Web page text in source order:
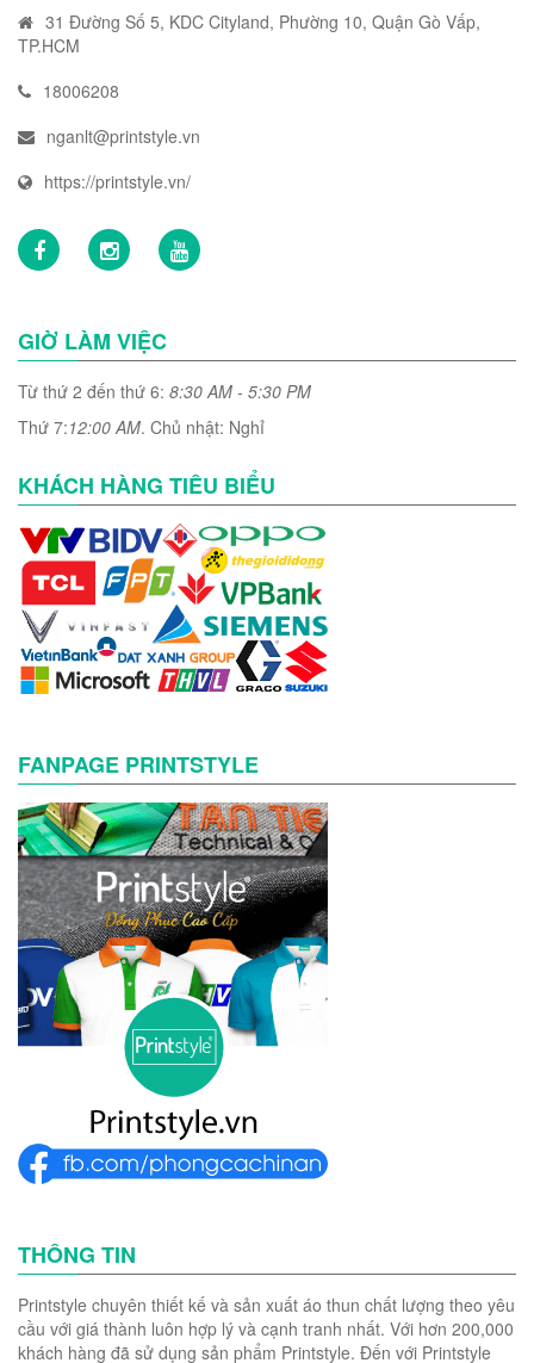
31 Đường Số 5, KDC Cityland, Phường 10, Quận Gò Vấp,
TP.HCM
18006208
nganlt@printstyle.vn
https://printstyle.vn/
GIỜ LÀM VIỆC
Từ thứ 2 đến thứ 6: 8:30 AM - 5:30 PM
Thứ 7:12:00 AM. Chủ nhật: Nghỉ
KHÁCH HÀNG TIÊU BIỂU
FANPAGE PRINTSTYLE
THÔNG TIN
Printstyle chuyên thiết kế và sản xuất áo thun chất lượng theo yêu
cầu với giá thành luôn hợp lý và cạnh tranh nhất. Với hơn 200,000
khách hàng đã sử dụng sản phẩm Printstyle. Đến với Printstyle